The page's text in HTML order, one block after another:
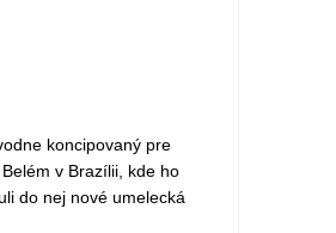
koncipovaný pre
v Brazílii, kde ho
do nej nové umelecká